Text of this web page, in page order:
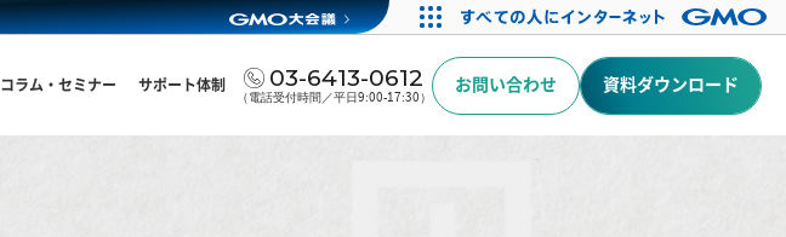
コラム・セミナー サポート体制 03-6413-0612
（電話受付時間／平日9:00-17:30）
お問い合わせ 資料ダウンロード